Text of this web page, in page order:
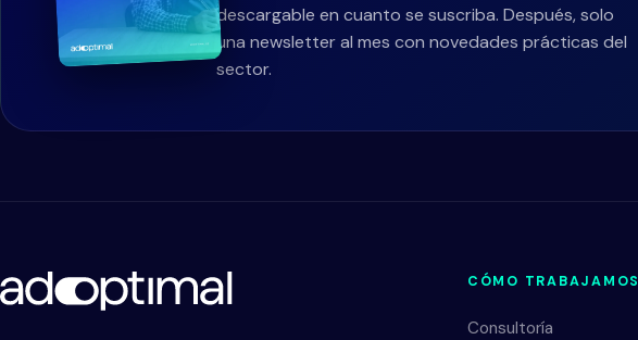
descargable en cuanto se suscriba. Después, solo
una newsletter al mes con novedades prácticas del
sector.
CÓMO TRABAJAMOS
Consultoría